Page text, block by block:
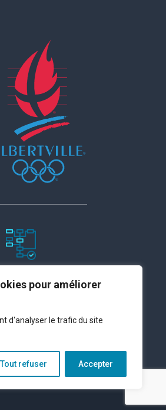
pour améliorer
d'analyser le trafic du site
Tout refuser Accepter
du site
Contact
légales